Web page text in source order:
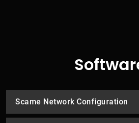
Scame Network Configuration